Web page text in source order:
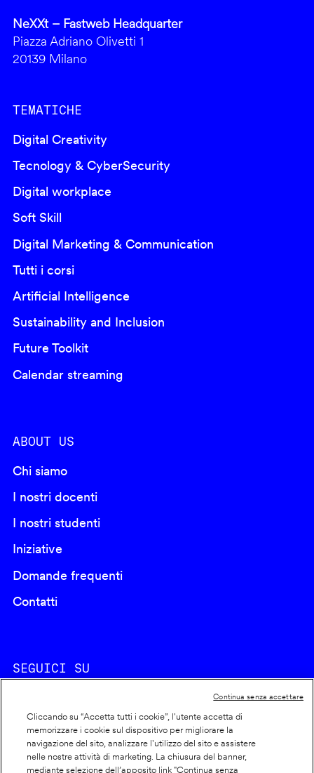
NeXXt – Fastweb Headquarter
Piazza Adriano Olivetti 1
20139 Milano
TEMATICHE
Digital Creativity
Tecnology & CyberSecurity
Digital workplace
Soft Skill
Digital Marketing & Communication
Tutti i corsi
Artificial Intelligence
Sustainability and Inclusion
Future Toolkit
Calendar streaming
ABOUT US
Chi siamo
I nostri docenti
I nostri studenti
Iniziative
Domande frequenti
Contatti
SEGUICI SU
Cookie policy
Cliccando su “Accetta tutti i cookie”, l'utente accetta di
memorizzare i cookie sul dispositivo per migliorare la
navigazione del sito, analizzare l'utilizzo del sito e assistere
nelle nostre attività di marketing. La chiusura del banner,
mediante selezione dell’apposito link "Continua senza
Continua senza accettare